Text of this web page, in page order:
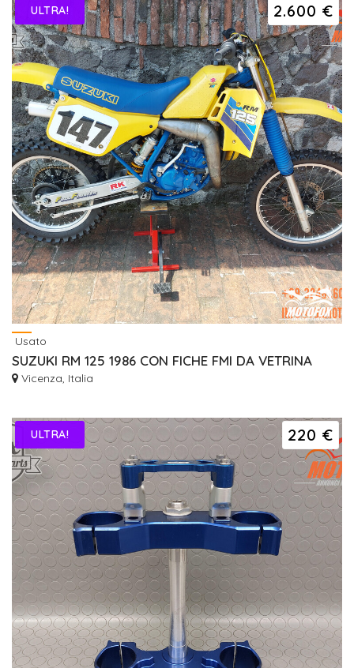
2.600 €
ULTRA!
Usato
SUZUKI RM 125 1986 CON FICHE FMI DA VETRINA
Vicenza, Italia
220 €
ULTRA!